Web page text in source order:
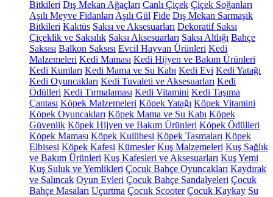
Bitkileri Dış Mekan Ağaçları Canlı Çiçek Çiçek Soğanları
Aşılı Meyve Fidanları Aşılı Gül Fide Dış Mekan Sarmaşık
Bitkileri Kaktüs Saksı ve Aksesuarları Dekoratif Saksı
Çiçeklik ve Saksılık Saksı Aksesuarları Saksı Altlığı Bahçe
Saksısı Balkon Saksısı Evcil Hayvan Ürünleri Kedi
Malzemeleri Kedi Maması Kedi Hijyen ve Bakım Ürünleri
Kedi Kumları Kedi Mama ve Su Kabı Kedi Evi Kedi Yatağı
Kedi Oyuncakları Kedi Tuvaleti ve Aksesuarları Kedi
Ödülleri Kedi Tırmalaması Kedi Vitamini Kedi Taşıma
Çantası Köpek Malzemeleri Köpek Yatağı Köpek Vitamini
Köpek Oyuncakları Köpek Mama ve Su Kabı Köpek
Güvenlik Köpek Hijyen ve Bakım Ürünleri Köpek Ödülleri
Köpek Maması Köpek Kulübesi Köpek Tasmaları Köpek
Elbisesi Köpek Kafesi Kümesler Kuş Malzemeleri Kuş Sağlık
ve Bakım Ürünleri Kuş Kafesleri ve Aksesuarları Kuş Yemi
Kuş Suluk ve Yemlikleri Çocuk Bahçe Oyuncakları Kaydırak
ve Salıncak Oyun Evleri Çocuk Bahçe Sandalyeleri Çocuk
Bahçe Masaları Uçurtma Çocuk Scooter Çocuk Kaykay Su